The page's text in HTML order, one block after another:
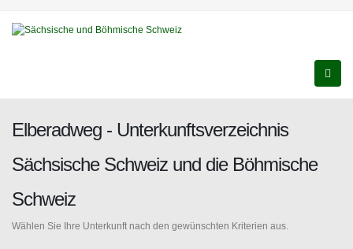
Elberadweg - Unterkunftsverzeichnis
Sächsische Schweiz und die Böhmische
Schweiz
Wählen Sie Ihre Unterkunft nach den gewünschten Kriterien aus.